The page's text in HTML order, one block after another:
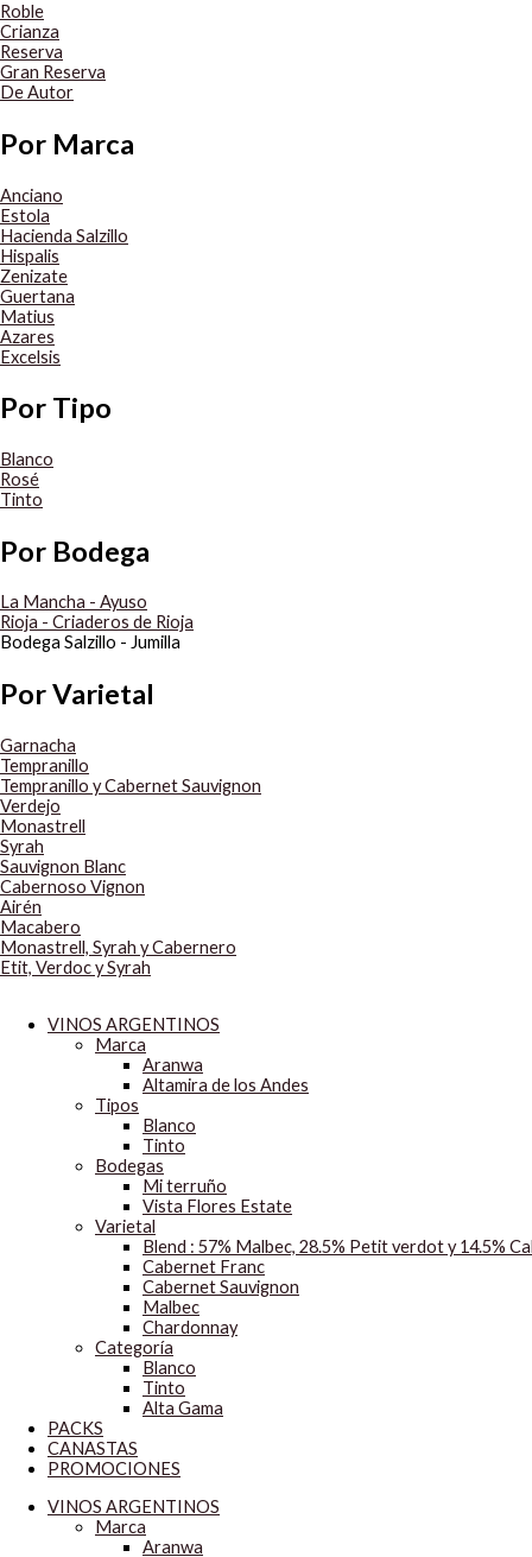
Roble
Crianza
Reserva
Gran Reserva
De Autor
Por Marca
Anciano
Estola
Hacienda Salzillo
Hispalis
Zenizate
Guertana
Matius
Azares
Excelsis
Por Tipo
Blanco
Rosé
Tinto
Por Bodega
La Mancha - Ayuso
Rioja - Criaderos de Rioja
Bodega Salzillo - Jumilla
Por Varietal
Garnacha
Tempranillo
Tempranillo y Cabernet Sauvignon
Verdejo
Monastrell
Syrah
Sauvignon Blanc
Cabernoso Vignon
Airén
Macabero
Monastrell, Syrah y Cabernero
Etit, Verdoc y Syrah
VINOS ARGENTINOS
Marca
Aranwa
Altamira de los Andes
Tipos
Blanco
Tinto
Bodegas
Mi terruño
Vista Flores Estate
Varietal
Blend : 57% Malbec, 28.5% Petit verdot y 14.5%
Cabernet Franc
Cabernet Sauvignon
Malbec
Chardonnay
Categoría
Blanco
Tinto
Alta Gama
PACKS
CANASTAS
PROMOCIONES
VINOS ARGENTINOS
Marca
Aranwa